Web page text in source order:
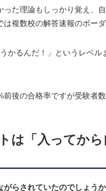
った理論もしっかり覚え、
は複数校の解答速報のボー
かるんだ！」というレベ
前後の合格率ですが受験者
は「入ってか
らされていたのでしょうか